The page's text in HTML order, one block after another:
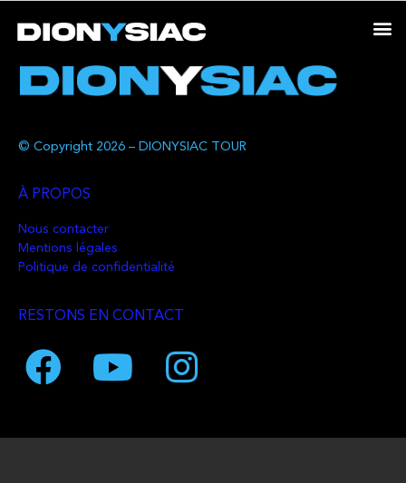
© Copyright 2026 – DIONYSIAC TOUR
À PROPOS
Nous contacter
Mentions légales
Politique de confidentialité
RESTONS EN CONTACT